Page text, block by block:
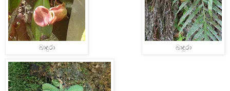
බාඳුරා බාඳුරා